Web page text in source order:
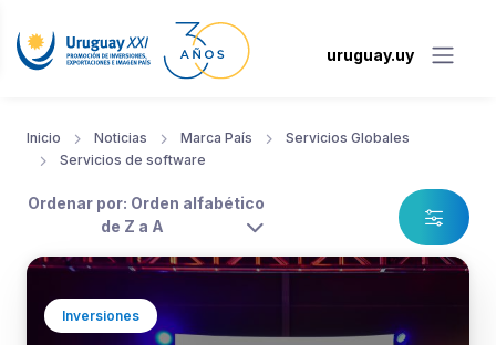
uruguay.uy
Inicio Noticias Marca País
Servicios Globales
Servicios de software
Ordenar por: Orden alfabético
de Z a A
Inversiones